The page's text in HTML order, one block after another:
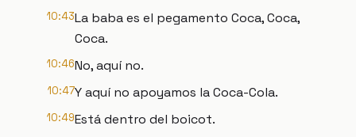
10:43La baba es el pegamento Coca, Coca,
Coca.
10:46No, aquí no.
10:47Y aquí no apoyamos la Coca-Cola.
10:49Está dentro del boicot.